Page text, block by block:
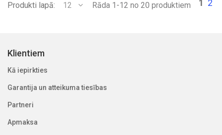
Produkti lapā: 12 Rāda 1-12 no 20 produktiem 1 2
Klientiem
Kā iepirkties
Garantija un atteikuma tiesības
Partneri
Apmaksa